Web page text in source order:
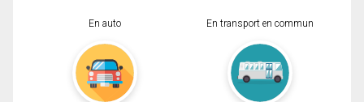
En auto En transport en commun